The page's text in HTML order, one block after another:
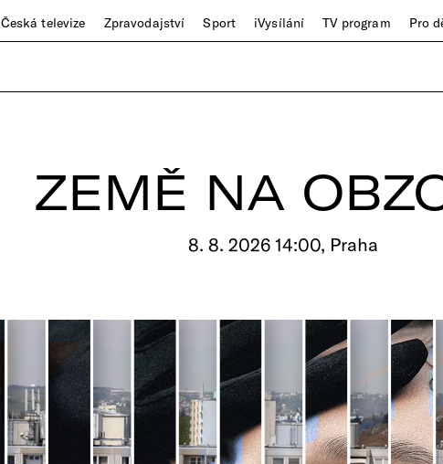
Česká televize Zpravodajství Sport iVysílání TV program Pro
ZEMĚ NA
8. 8. 2026 14:00, Praha